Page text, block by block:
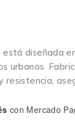
diseñada
urbanos.
con Mercado